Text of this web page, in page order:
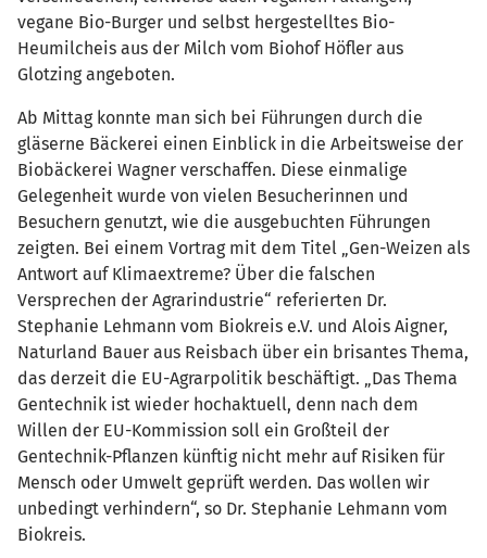
vegane Bio-Burger und selbst hergestelltes Bio-
Heumilcheis aus der Milch vom Biohof Höfler aus
Glotzing angeboten.
Ab Mittag konnte man sich bei Führungen durch die
gläserne Bäckerei einen Einblick in die Arbeitsweise der
Biobäckerei Wagner verschaffen. Diese einmalige
Gelegenheit wurde von vielen Besucherinnen und
Besuchern genutzt, wie die ausgebuchten Führungen
zeigten. Bei einem Vortrag mit dem Titel „Gen-Weizen als
Antwort auf Klimaextreme? Über die falschen
Versprechen der Agrarindustrie“ referierten Dr.
Stephanie Lehmann vom Biokreis e.V. und Alois Aigner,
Naturland Bauer aus Reisbach über ein brisantes Thema,
das derzeit die EU-Agrarpolitik beschäftigt. „Das Thema
Gentechnik ist wieder hochaktuell, denn nach dem
Willen der EU-Kommission soll ein Großteil der
Gentechnik-Pflanzen künftig nicht mehr auf Risiken für
Mensch oder Umwelt geprüft werden. Das wollen wir
unbedingt verhindern“, so Dr. Stephanie Lehmann vom
Biokreis.